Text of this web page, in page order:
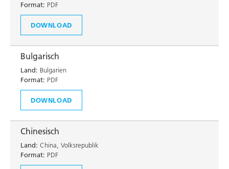
Format: PDF
DOWNLOAD
Bulgarisch
Land: Bulgarien
Format: PDF
DOWNLOAD
Chinesisch
Land: China, Volksrepublik
Format: PDF